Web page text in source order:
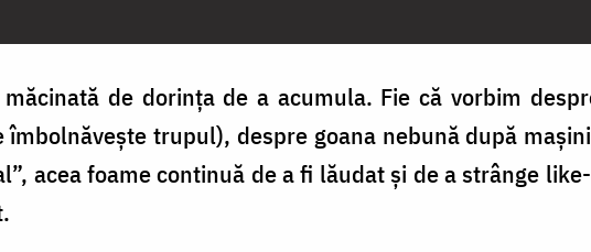
de dorința de a acumula. Fie că vorbim
îmbolnăvește trupul), despre goana nebună după
acea foame continuă de a fi lăudat și de a strânge